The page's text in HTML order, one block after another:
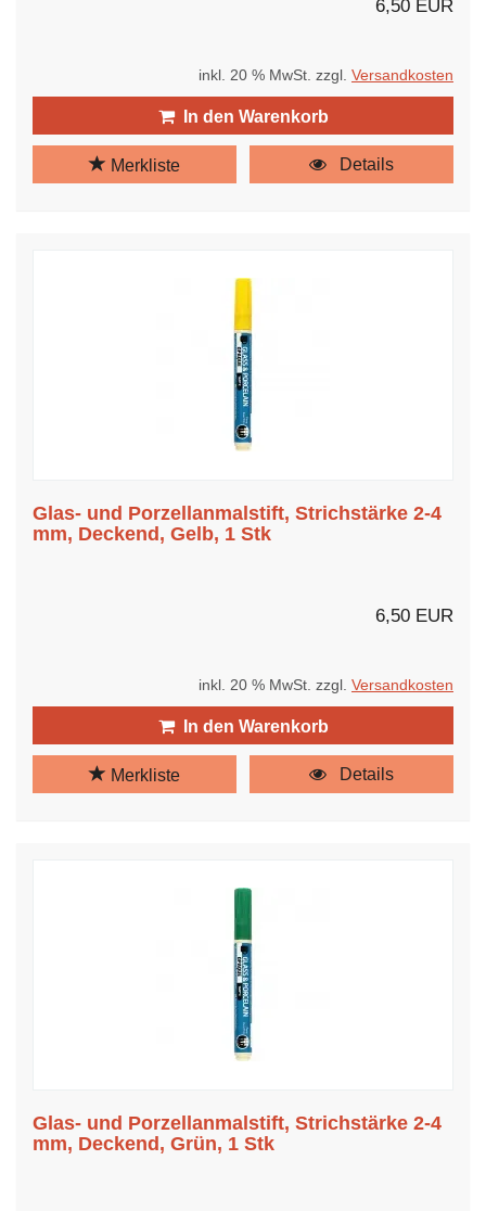
6,50 EUR
inkl. 20 % MwSt. zzgl. Versandkosten
In den Warenkorb
Merkliste Details
Glas- und Porzellanmalstift, Strichstärke 2-4
mm, Deckend, Gelb, 1 Stk
6,50 EUR
inkl. 20 % MwSt. zzgl. Versandkosten
In den Warenkorb
Merkliste Details
Glas- und Porzellanmalstift, Strichstärke 2-4
mm, Deckend, Grün, 1 Stk